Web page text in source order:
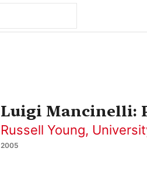
Luigi Mancinelli:
Russell Young,
2005